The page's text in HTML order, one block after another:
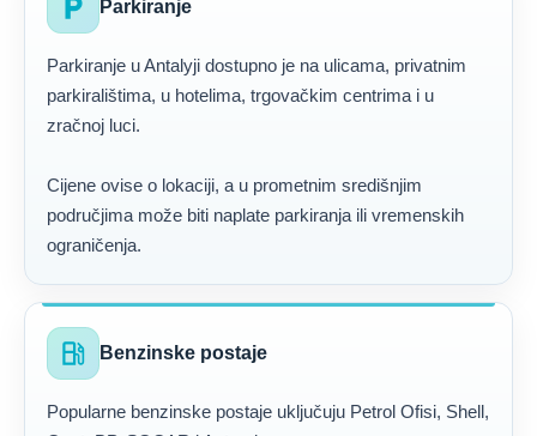
local_parking Parkiranje
Parkiranje u Antalyji dostupno je na ulicama, privatnim
parkiralištima, u hotelima, trgovačkim centrima i u
zračnoj luci.
Cijene ovise o lokaciji, a u prometnim središnjim
područjima može biti naplate parkiranja ili vremenskih
ograničenja.
local_gas_station Benzinske postaje
Popularne benzinske postaje uključuju Petrol Ofisi, Shell,